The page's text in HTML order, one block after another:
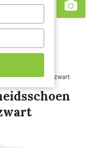
Search
met kruipneus zwart